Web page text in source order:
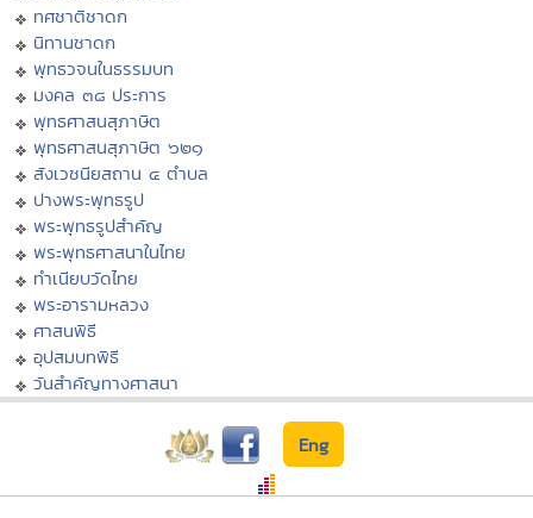
ทศชาติชาดก
นิทานชาดก
พุทธวจนในธรรมบท
มงคล ๓๘ ประการ
พุทธศาสนสุภาษิต
พุทธศาสนสุภาษิต ๖๒๑
สังเวชนียสถาน ๔ ตำบล
ปางพระพุทธรูป
พระพุทธรูปสำคัญ
พระพุทธศาสนาในไทย
ทำเนียบวัดไทย
พระอารามหลวง
ศาสนพิธี
อุปสมบทพิธี
วันสำคัญทางศาสนา
Eng